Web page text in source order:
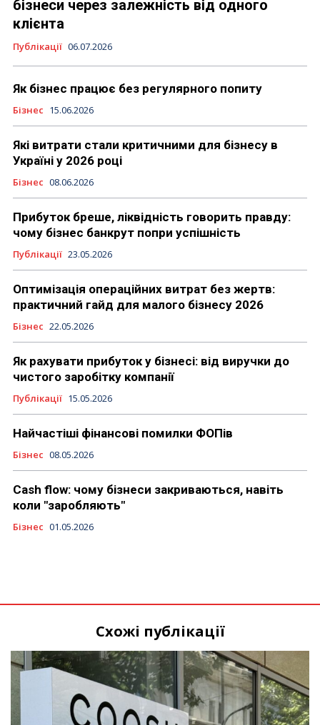
бізнеси через залежність від одного
клієнта
Публікації 06.07.2026
Як бізнес працює без регулярного попиту
Бізнес 15.06.2026
Які витрати стали критичними для бізнесу в
Україні у 2026 році
Бізнес 08.06.2026
Прибуток бреше, ліквідність говорить правду:
чому бізнес банкрут попри успішність
Публікації 23.05.2026
Оптимізація операційних витрат без жертв:
практичний гайд для малого бізнесу 2026
Бізнес 22.05.2026
Як рахувати прибуток у бізнесі: від виручки до
чистого заробітку компанії
Публікації 15.05.2026
Найчастіші фінансові помилки ФОПів
Бізнес 08.05.2026
Cash flow: чому бізнеси закриваються, навіть
коли "заробляють"
Бізнес 01.05.2026
Схожі публікації